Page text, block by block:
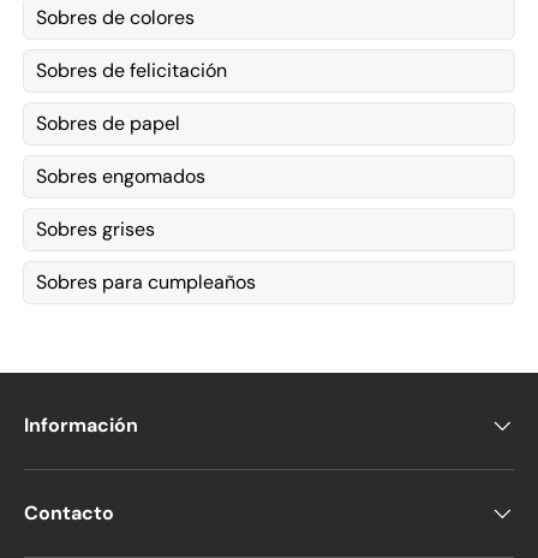
Sobres de colores
Sobres de felicitación
Sobres de papel
Sobres engomados
Sobres grises
Sobres para cumpleaños
Información
Contacto